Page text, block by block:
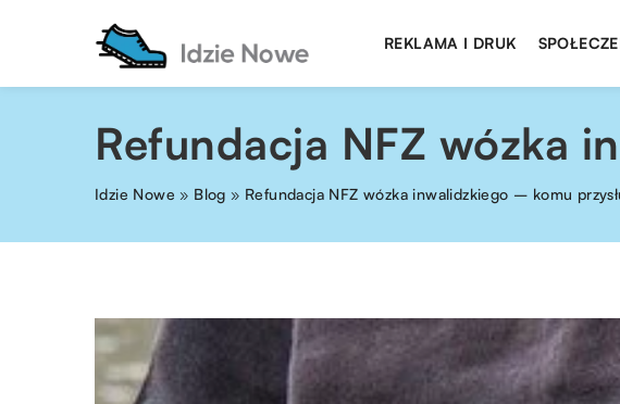
REKLAMA I DRUK
Refundacja NFZ wózka
Idzie Nowe » Blog » Refundacja NFZ wózka inwalidzkiego – komu